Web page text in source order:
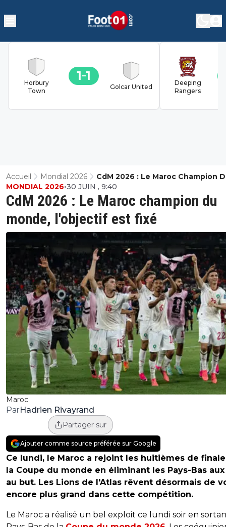
Horbury
Town
1 1
Golcar United
Deeping
Rangers
Accueil Mondial 2026
CdM 2026 : Le Maroc Champion
Monde, L'objectif Est Fixé
Maroc
CdM 2026 : Le Maroc champion du
monde, l'objectif est fixé
MONDIAL 2026•30 JUIN , 9:40
ParHadrien Rivayrand
Partager sur
Ajouter comme source préférée sur Google
Ce lundi, le Maroc a rejoint les huitièmes de
la Coupe du monde en éliminant les Pays-Bas
au but. Les Lions de l'Atlas rêvent désormais de
encore plus grand dans cette compétition.
Le Maroc a réalisé un bel exploit ce lundi soir en